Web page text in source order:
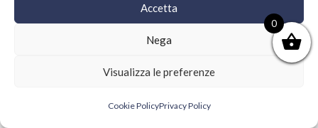
Accetta
Nega
Visualizza le preferenze
Cookie PolicyPrivacy Policy
0